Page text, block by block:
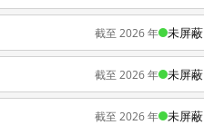
截至 2026 年 未屏蔽
截至 2026 年 未屏蔽
截至 2026 年 未屏蔽